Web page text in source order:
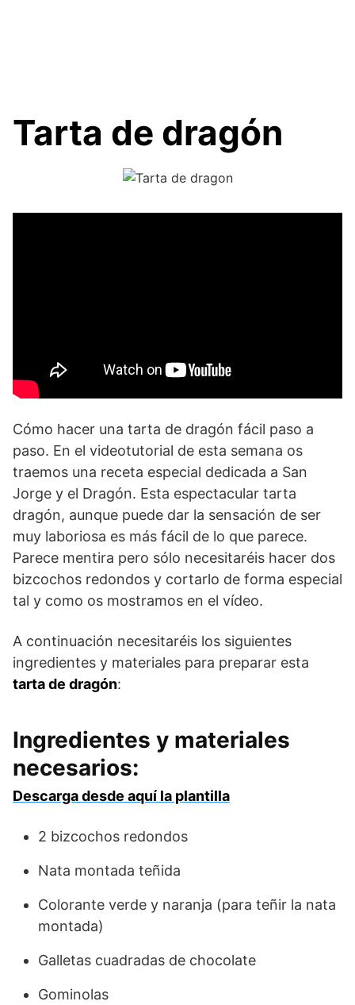
Tarta de dragón
Cómo hacer una tarta de dragón fácil paso a
paso. En el videotutorial de esta semana os
traemos una receta especial dedicada a San
Jorge y el Dragón. Esta espectacular tarta
dragón, aunque puede dar la sensación de ser
muy laboriosa es más fácil de lo que parece.
Parece mentira pero sólo necesitaréis hacer dos
bizcochos redondos y cortarlo de forma especial
tal y como os mostramos en el vídeo.
A continuación necesitaréis los siguientes
ingredientes y materiales para preparar esta
tarta de dragón:
Ingredientes y materiales
necesarios:
Descarga desde aquí la plantilla
2 bizcochos redondos
Nata montada teñida
Colorante verde y naranja (para teñir la nata
montada)
Galletas cuadradas de chocolate
Gominolas